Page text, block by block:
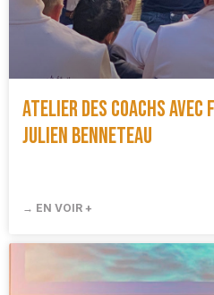
Atelier des coachs avec
Julien Benneteau
→ EN VOIR +